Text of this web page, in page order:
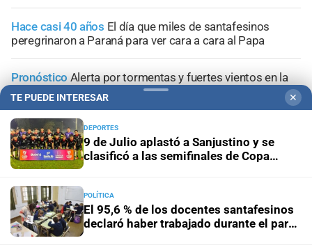
Hace casi 40 años El día que miles de santafesinos
peregrinaron a Paraná para ver cara a cara al Papa
Pronóstico Alerta por tormentas y fuertes vientos en la
ciudad de Santa Fe
Durante el Mes de las Infancias
Esquivo y Grupo Triferto impulsan una campaña solidaria
para equipar su nueva ala y seguir acompañando a niños
con cáncer
TE PUEDE INTERESAR ✕
DEPORTES
9 de Julio aplastó a Sanjustino y se
clasificó a las semifinales de Copa
POLÍTICA
El 95,6 % de los docentes santafesinos
declaró haber trabajado durante el paro